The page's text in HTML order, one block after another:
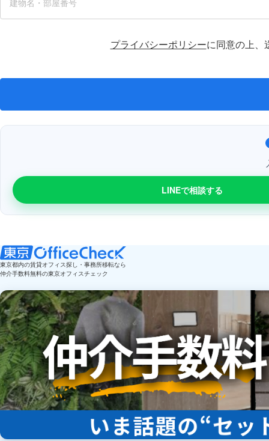
プライバシーポリシーに同意の上、
LINEで相談する
東京都内の賃貸オフィス探し・事務所移転なら
仲介手数料無料の東京オフィスチェック